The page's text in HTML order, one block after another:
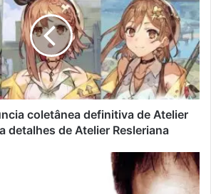
coletânea definitiva de Atelier
detalhes de Atelier Resleriana